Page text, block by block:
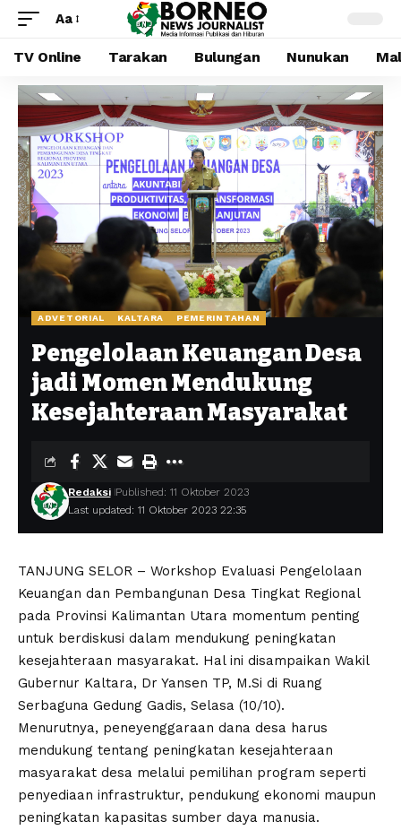
Aa
TV Online Tarakan Bulungan Nunukan
ADVETORIAL KALTARA PEMERINTAHAN
Pengelolaan Keuangan Desa
jadi Momen Mendukung
Kesejahteraan Masyarakat
Last updated: 11 Oktober 2023 22:35
Redaksi Published: 11 Oktober 2023
TANJUNG SELOR – Workshop Evaluasi Pengelolaan
Keuangan dan Pembangunan Desa Tingkat Regional
pada Provinsi Kalimantan Utara momentum penting
untuk berdiskusi dalam mendukung peningkatan
kesejahteraan masyarakat. Hal ini disampaikan Wakil
Gubernur Kaltara, Dr Yansen TP, M.Si di Ruang
Serbaguna Gedung Gadis, Selasa (10/10).
Menurutnya, peneyenggaraan dana desa harus
mendukung tentang peningkatan kesejahteraan
masyarakat desa melalui pemilihan program seperti
penyediaan infrastruktur, pendukung ekonomi maupun
peningkatan kapasitas sumber daya manusia.